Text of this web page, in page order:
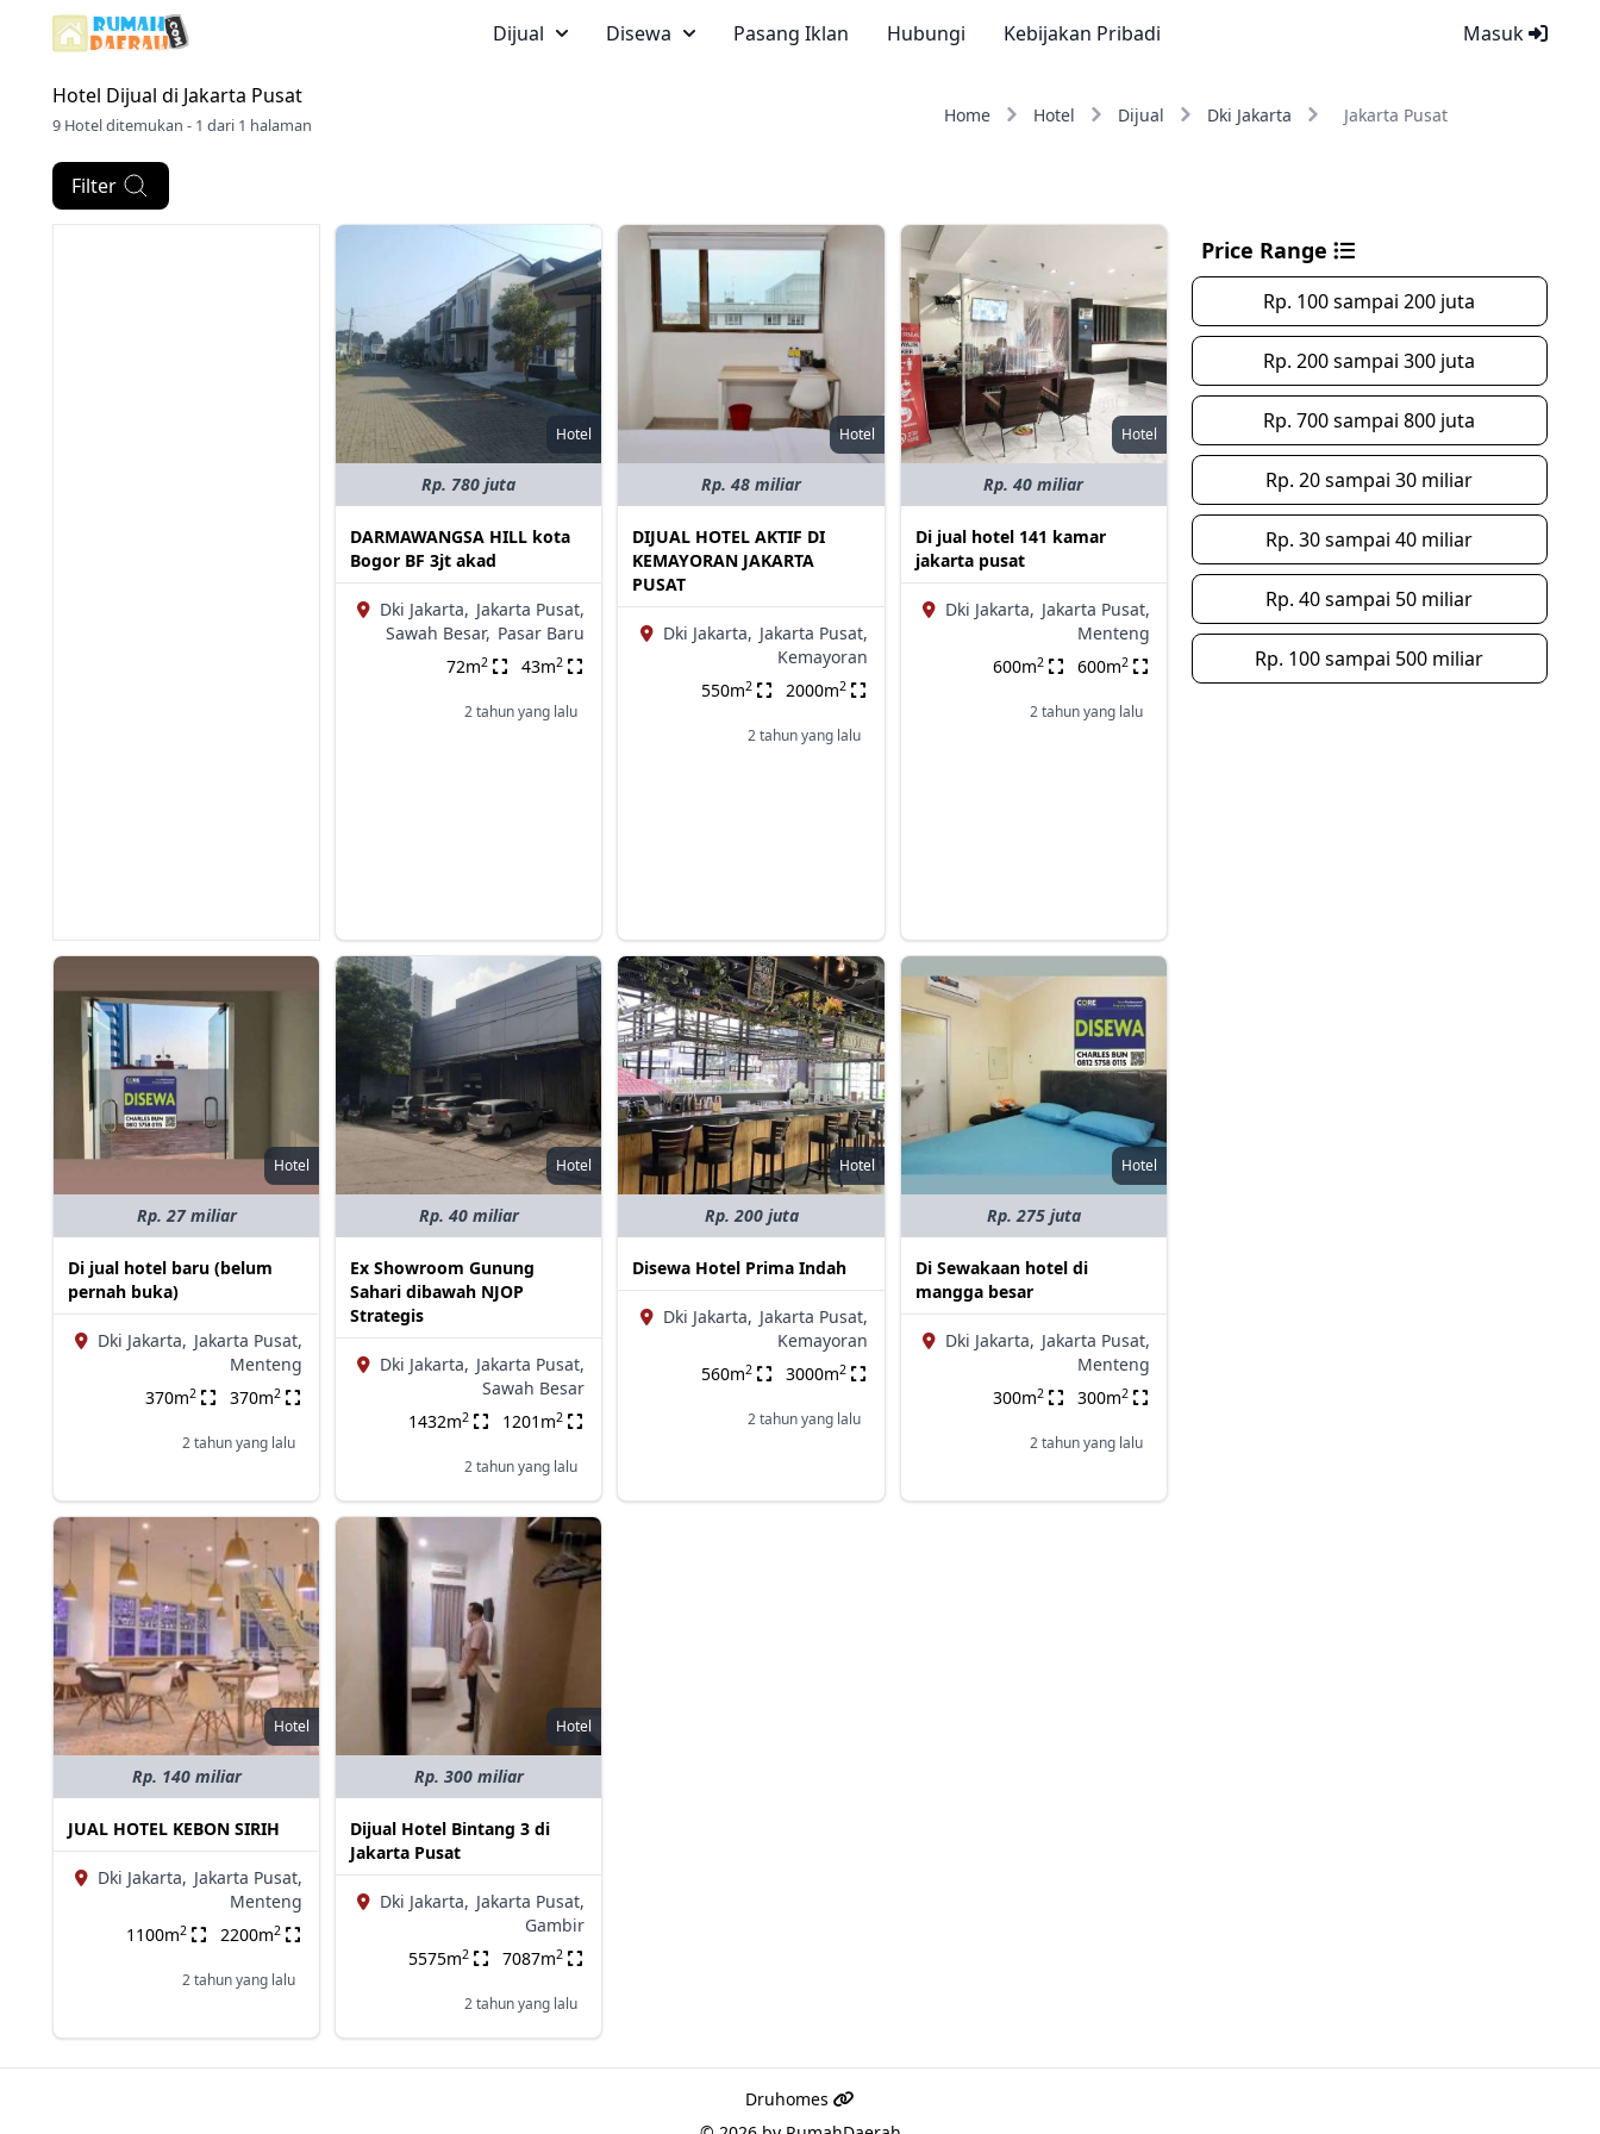
Masuk
Dijual Disewa Pasang Iklan Hubungi Kebijakan Pribadi
Hotel Dijual di Jakarta Pusat
9 Hotel ditemukan - 1 dari 1 halaman Home Hotel Dijual Dki Jakarta Jakarta Pusat
Filter
Hotel
Rp. 780 juta
DARMAWANGSA HILL kota
Bogor BF 3jt akad
Dki Jakarta, Jakarta Pusat,
Sawah Besar, Pasar Baru
72m2 43m2
2 tahun yang lalu
Hotel
Rp. 48 miliar
DIJUAL HOTEL AKTIF DI
KEMAYORAN JAKARTA
PUSAT
Dki Jakarta, Jakarta Pusat,
Kemayoran
550m2 2000m2
2 tahun yang lalu
Hotel
Rp. 40 miliar
Di jual hotel 141 kamar
jakarta pusat
Dki Jakarta, Jakarta Pusat,
Menteng
600m2 600m2
2 tahun yang lalu
Hotel
Rp. 27 miliar
Di jual hotel baru (belum
pernah buka)
Dki Jakarta, Jakarta Pusat,
Menteng
370m2 370m2
2 tahun yang lalu
Hotel
Rp. 40 miliar
Ex Showroom Gunung
Sahari dibawah NJOP
Strategis
Dki Jakarta, Jakarta Pusat,
Sawah Besar
1432m2 1201m2
2 tahun yang lalu
Hotel
Rp. 200 juta
Disewa Hotel Prima Indah
Dki Jakarta, Jakarta Pusat,
Kemayoran
560m2 3000m2
2 tahun yang lalu
Hotel
Rp. 275 juta
Di Sewakaan hotel di
mangga besar
Dki Jakarta, Jakarta Pusat,
Menteng
300m2 300m2
2 tahun yang lalu
Hotel
Rp. 140 miliar
JUAL HOTEL KEBON SIRIH
Dki Jakarta, Jakarta Pusat,
Menteng
1100m2 2200m2
2 tahun yang lalu
Hotel
Rp. 300 miliar
Dijual Hotel Bintang 3 di
Jakarta Pusat
Dki Jakarta, Jakarta Pusat,
Gambir
5575m2 7087m2
2 tahun yang lalu
Price Range
Rp. 100 sampai 200 juta
Rp. 200 sampai 300 juta
Rp. 700 sampai 800 juta
Rp. 20 sampai 30 miliar
Rp. 30 sampai 40 miliar
Rp. 40 sampai 50 miliar
Rp. 100 sampai 500 miliar
Druhomes